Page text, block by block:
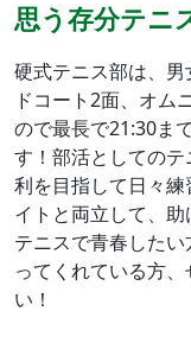
思う存分テニ
硬式テニス部は、
ドコート2面、オム
ので最長で21:30ま
す！部活としての
利を目指して日々
イトと両立して、助
テニスで青春した
ってくれている方
い！